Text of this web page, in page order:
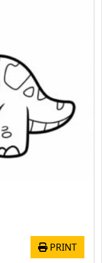
PRINT